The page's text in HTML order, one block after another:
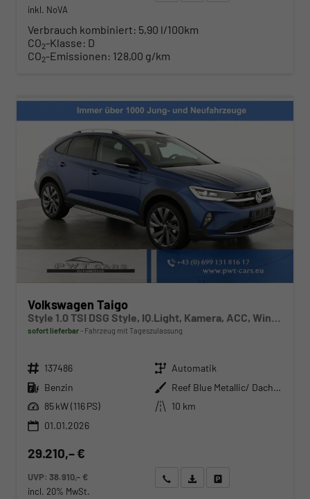
inkl. NoVA
Verbrauch kombiniert: 5,90 l/100km
CO2-Klasse: D
CO2-Emissionen: 128,00 g/km
Volkswagen Taigo
sofort lieferbar Fahrzeug mit Tageszulassung
Fahrzeugnr. 137486 Getriebe Automatik
Kraftstoff Benzin Außenfarbe
Reef Blue Metallic/ Dach Schwarz
Leistung 85 kW (116 PS) Kilometerstand
10 km
01.01.2026
29.210,– €
UVP:38.910,– €
incl. 20% MwSt.
Wir rufen Sie anAngebot drucken (PDF)